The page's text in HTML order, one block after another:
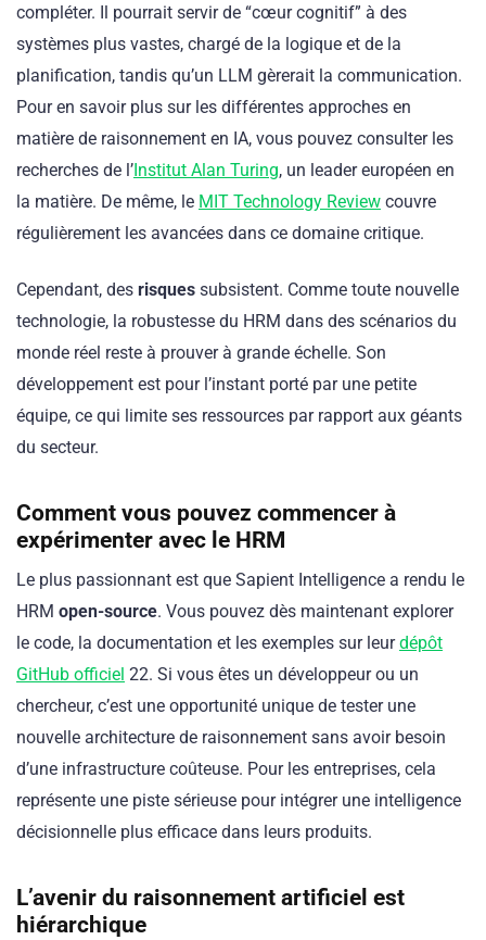
compléter. Il pourrait servir de “cœur cognitif” à des
systèmes plus vastes, chargé de la logique et de la
planification, tandis qu’un LLM gèrerait la communication.
Pour en savoir plus sur les différentes approches en
matière de raisonnement en IA, vous pouvez consulter les
recherches de l’Institut Alan Turing, un leader européen en
la matière. De même, le MIT Technology Review couvre
régulièrement les avancées dans ce domaine critique.
Cependant, des risques subsistent. Comme toute nouvelle
technologie, la robustesse du HRM dans des scénarios du
monde réel reste à prouver à grande échelle. Son
développement est pour l’instant porté par une petite
équipe, ce qui limite ses ressources par rapport aux géants
du secteur.
Comment vous pouvez commencer à
expérimenter avec le HRM
Le plus passionnant est que Sapient Intelligence a rendu le
HRM open-source. Vous pouvez dès maintenant explorer
le code, la documentation et les exemples sur leurdépôt
GitHub officiel 22. Si vous êtes un développeur ou un
chercheur, c’est une opportunité unique de tester une
nouvelle architecture de raisonnement sans avoir besoin
d’une infrastructure coûteuse. Pour les entreprises, cela
représente une piste sérieuse pour intégrer une intelligence
décisionnelle plus efficace dans leurs produits.
L’avenir du raisonnement artificiel est
hiérarchique